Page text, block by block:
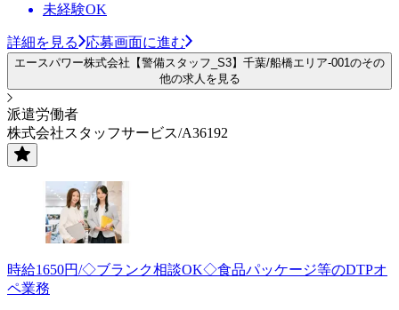
未経験OK
詳細を見る 応募画面に進む
エースパワー株式会社【警備スタッフ_S3】千葉/船橋エリア-001のその
他の求人を見る
派遣労働者
株式会社スタッフサービス/A36192
時給1650円/◇ブランク相談OK◇食品パッケージ等のDTPオ
ペ業務